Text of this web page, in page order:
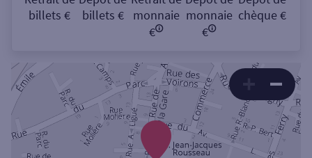
billets €
billets €
monnaie
€
monnaie
€
chèque €